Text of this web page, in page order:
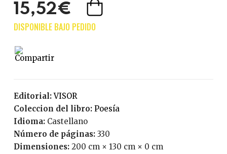
15,52€
Editorial: VISOR
Coleccion del libro:
Poesía
Idioma:
Castellano
Número de páginas: 330
Dimensiones: 200 cm × 130 cm × 0 cm